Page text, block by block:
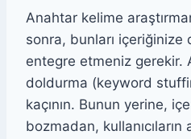
Anahtar kelime
sonra, bunları içeriğinize
entegre etmeniz gerekir.
doldurma (keyword
kaçının. Bunun yerine,
bozmadan, kullanıcıların